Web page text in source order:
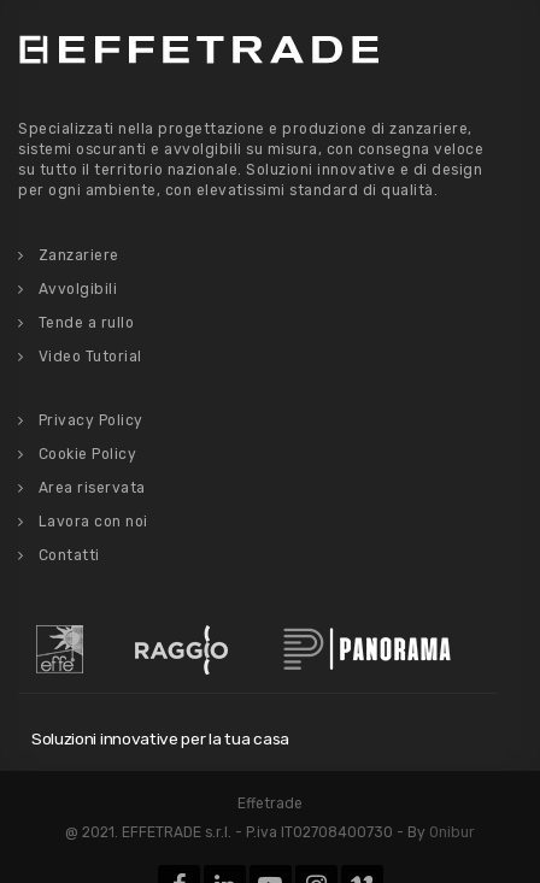
Specializzati nella progettazione e produzione di zanzariere,
sistemi oscuranti e avvolgibili su misura, con consegna veloce
su tutto il territorio nazionale. Soluzioni innovative e di design
per ogni ambiente, con elevatissimi standard di qualità.
Zanzariere
Avvolgibili
Tende a rullo
Video Tutorial
Privacy Policy
Cookie Policy
Area riservata
Lavora con noi
Contatti
Soluzioni innovative per la tua casa
Effetrade
@ 2021. EFFETRADE s.r.l. - P.iva IT02708400730 - By Onibur